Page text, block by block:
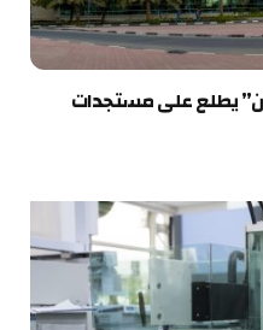
يطلع على مستجدات